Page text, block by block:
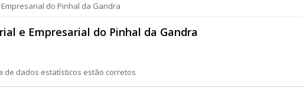
do Pinhal da Gandra
e Empresarial do Pinhal da Gandra
de dados estatísticos estão corretos